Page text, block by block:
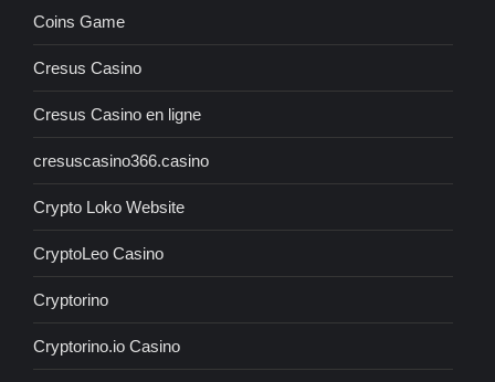
Coins Game
Cresus Casino
Cresus Casino en ligne
cresuscasino366.casino
Crypto Loko Website
CryptoLeo Casino
Cryptorino
Cryptorino.io Casino